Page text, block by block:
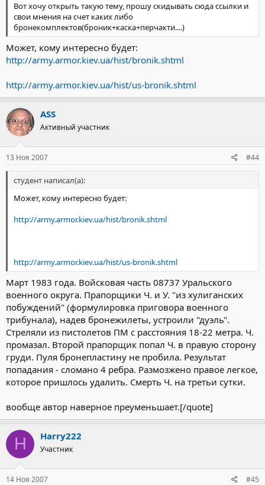
Вот хочу открыть такую тему, прошу скидывать сюда ссылки и
свои мнения на счет каких либо
бронекомплектов(броник+каска+перчакти....)
Может, кому интересно будет:
http://army.armor.kiev.ua/hist/bronik.shtml
http://army.armor.kiev.ua/hist/us-bronik.shtml
ASS
Активный участник
13 Ноя 2007 #44
студент написал(а):
Может, кому интересно будет:
http://army.armor.kiev.ua/hist/bronik.shtml
http://army.armor.kiev.ua/hist/us-bronik.shtml
Март 1983 года. Войсковая часть 08737 Уральского
военного округа. Прапорщики Ч. и У. "из хулиганских
побуждений" (формулировка приговора военного
трибунала), надев бронежилеты, устроили "дуэль".
Стреляли из пистолетов ПМ с расстояния 18-22 метра. Ч.
промазал. Второй прапорщик попал Ч. в правую сторону
груди. Пуля бронепластину не пробила. Результат
попадания - сломано 4 ребра. Размозжено правое легкое,
которое пришлось удалить. Смерть Ч. на третьи сутки.
вообще автор наверное преуменьшает.[/quote]
H Harry222
Участник
14 Ноя 2007 #45